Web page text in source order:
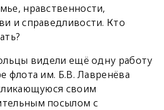
нравственности,
и справедливости. Кто
видели ещё одну работу
флота им. Б.В. Лавренёва
своим
посылом с